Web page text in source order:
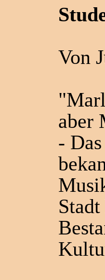
Von
aber
-